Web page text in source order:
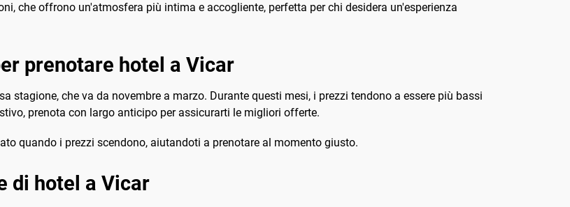
che offrono un'atmosfera più intima e accogliente, perfetta per chi desidera un'esperienza
prenotare hotel a Vicar
stagione, che va da novembre a marzo. Durante questi mesi, i prezzi tendono a essere più bassi
prenota con largo anticipo per assicurarti le migliori offerte.
quando i prezzi scendono, aiutandoti a prenotare al momento giusto.
di hotel a Vicar